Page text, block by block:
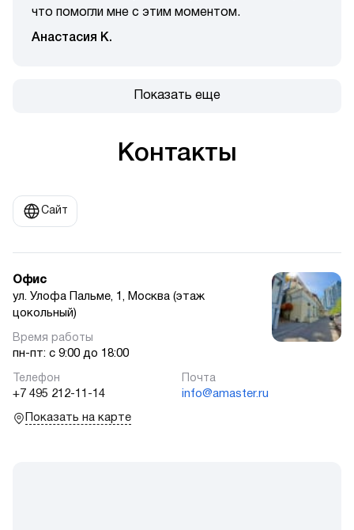
что помогли мне с этим моментом.
Анастасия К.
Показать еще
Контакты
Сайт
Офис
ул. Улофа Пальме, 1, Москва (этаж
цокольный)
пн-пт: с 9:00 до 18:00
+7 495 212-11-14 info@amaster.ru
Показать на карте